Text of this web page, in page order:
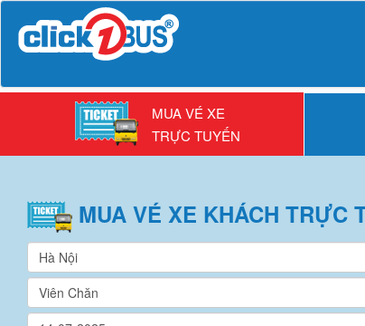
MUA VÉ XE
TRỰC TUYẾN
MUA VÉ XE KHÁCH TRỰC